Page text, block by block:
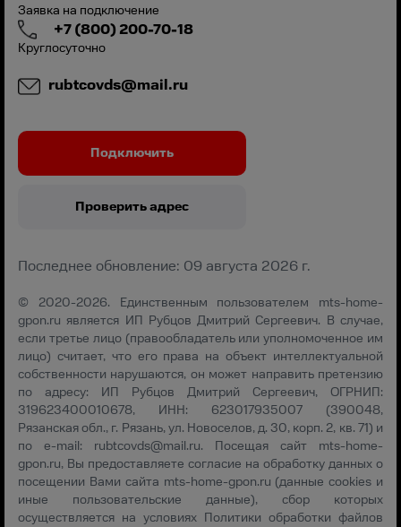
Заявка на подключение
+7 (800) 200-70-18
Круглосуточно
rubtcovds@mail.ru
Подключить
Проверить адрес
Последнее обновление: 09 августа 2026 г.
© 2020-2026. Единственным пользователем mts-home-
gpon.ru является ИП Рубцов Дмитрий Сергеевич. В случае,
если третье лицо (правообладатель или уполномоченное им
лицо) считает, что его права на объект интеллектуальной
собственности нарушаются, он может направить претензию
по адресу: ИП Рубцов Дмитрий Сергеевич, ОГРНИП:
319623400010678, ИНН: 623017935007 (390048,
Рязанская обл., г. Рязань, ул. Новоселов, д. 30, корп. 2, кв. 71) и
по e-mail: rubtcovds@mail.ru. Посещая сайт mts-home-
gpon.ru, Вы предоставляете согласие на обработку данных о
посещении Вами сайта mts-home-gpon.ru (данные cookies и
иные пользовательские данные), сбор которых
осуществляется на условиях Политики обработки файлов